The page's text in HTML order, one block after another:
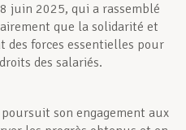
juin 2025, qui a rassemblé
que la solidarité et
des forces essentielles pour
des salariés.
son engagement aux